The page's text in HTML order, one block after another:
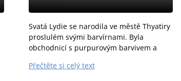
Svatá Lydie se narodila ve městě Thyatiry
proslulém svými barvírnami. Byla
obchodnicí s purpurovým barvivem a
Filipech, což z ní dělá první všeobecně
Přečtěte si celý text